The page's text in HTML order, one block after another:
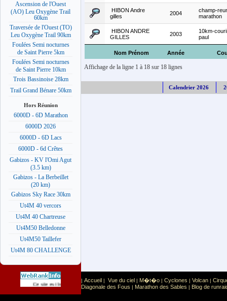
Ascension de l'Ouest
(AO) Leu Oxygène Trail
60km
Traversée de l'Ouest (TO)
Leu Oxygène Trail 90km
Foulées Semi nocturnes
de Saint Pierre 5km
Foulées Semi nocturnes
de Saint Pierre 10km
Trois Bassinoise 28km
Trail Grand Bénare 50km
Hors Réunion
6000D - 6D Marathon
6000D 2026
6000D - 6D Lacs
6000D - 6d Crêtes
Gabizos - KV l'Omi Agut
(3.5 km)
Gabizos - La Berbeillet
(20 km)
Gabizos Sky Race 30km
Ut4M 40 vercors
Ut4M 40 Chartreuse
Ut4M50 Belledonne
Ut4M50 Taillefer
Ut4M 80 CHALLENGE
Nom Prénom Année
HIBON Andre
gilles
2004
champ-
marathon
HIBON ANDRE
GILLES
2003
10km-
paul
Affichage de la ligne 1 à 18 sur 18 lignes
Calendrier 2026
Ce site est list� dans la cat�gorie Sport Sports extr�mes
| Accueil | Vue du ciel | M�t�o | Cyclones | Volcan |
Diagonale des Fous | Marathon des Sables | Blog de